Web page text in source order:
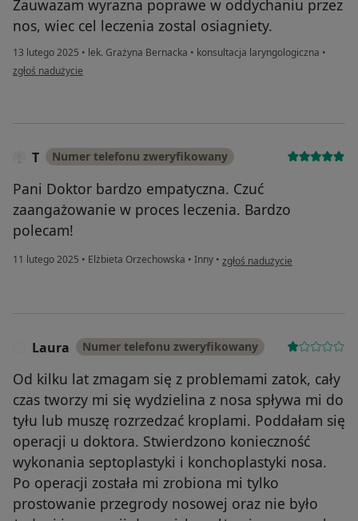
Zauwazam wyrazna poprawe w oddychaniu przez
nos, wiec cel leczenia zostal osiagniety.
13 lutego 2025 • lek. Grażyna Bernacka • konsultacja laryngologiczna •
w opinii użytkownika Marcin Chowaniec
zgłoś nadużycie
T Numer telefonu zweryfikowany
Pani Doktor bardzo empatyczna. Czuć
zaangażowanie w proces leczenia. Bardzo
polecam!
11 lutego 2025 • Elżbieta Orzechowska • Inny • w opinii użytkownika T
zgłoś nadużycie
Laura Numer telefonu zweryfikowany
Od kilku lat zmagam się z problemami zatok, cały
czas tworzy mi się wydzielina z nosa spływa mi do
tyłu lub muszę rozrzedzać kroplami. Poddałam się
operacji u doktora. Stwierdzono konieczność
wykonania septoplastyki i konchoplastyki nosa.
Po operacji została mi zrobiona mi tylko
prostowanie przegrody nosowej oraz nie było